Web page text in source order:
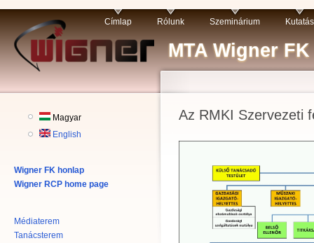
MTA Wigner
Címlap Rólunk Szeminárium Kutatás
Magyar
English
Wigner FK honlap
Wigner RCP home page
Médiaterem
Tanácsterem
Az RMKI Szervezeti